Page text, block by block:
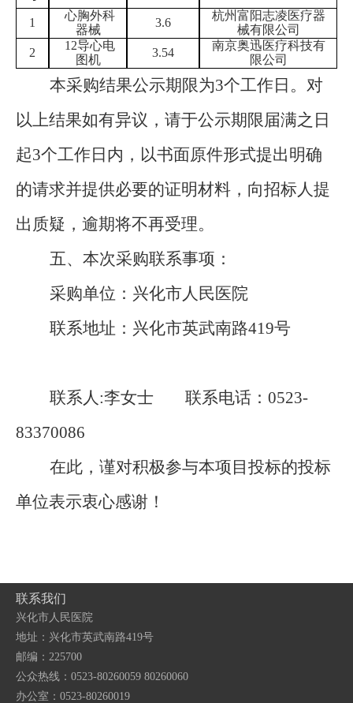
1
心胸外科
器械
3.6
杭州富阳志凌医疗器
械有限公司
2
12导心电
图机
3.54
南京奥迅医疗科技有
限公司
本采购结果公示期限为3个工作日。对
以上结果如有异议，请于公示期限届满之日
起3个工作日内，以书面原件形式提出明确
的请求并提供必要的证明材料，向招标人提
出质疑，逾期将不再受理。
五、本次采购联系事项：
采购单位：兴化市人民医院
联系地址：兴化市英武南路419号
联系人:李女士 联系电话： 0523-
83370086
在此，谨对积极参与本项目投标的投标
单位表示衷心感谢！
联系我们
兴化市人民医院
地址：兴化市英武南路419号
邮编：225700
公众热线：0523-80260059 80260060
办公室：0523-80260019